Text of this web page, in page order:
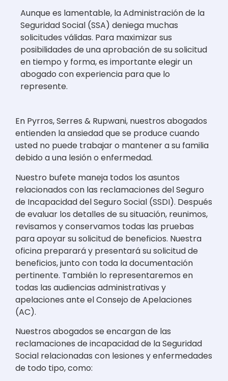
Aunque es lamentable, la Administración de la
Seguridad Social (SSA) deniega muchas
solicitudes válidas. Para maximizar sus
posibilidades de una aprobación de su solicitud
en tiempo y forma, es importante elegir un
abogado con experiencia para que lo
represente.
En Pyrros, Serres & Rupwani, nuestros abogados
entienden la ansiedad que se produce cuando
usted no puede trabajar o mantener a su familia
debido a una lesión o enfermedad.
Nuestro bufete maneja todos los asuntos
relacionados con las reclamaciones del Seguro
de Incapacidad del Seguro Social (SSDI). Después
de evaluar los detalles de su situación, reunimos,
revisamos y conservamos todas las pruebas
para apoyar su solicitud de beneficios. Nuestra
oficina preparará y presentará su solicitud de
beneficios, junto con toda la documentación
pertinente. También lo representaremos en
todas las audiencias administrativas y
apelaciones ante el Consejo de Apelaciones
(AC).
Nuestros abogados se encargan de las
reclamaciones de incapacidad de la Seguridad
Social relacionadas con lesiones y enfermedades
de todo tipo, como: